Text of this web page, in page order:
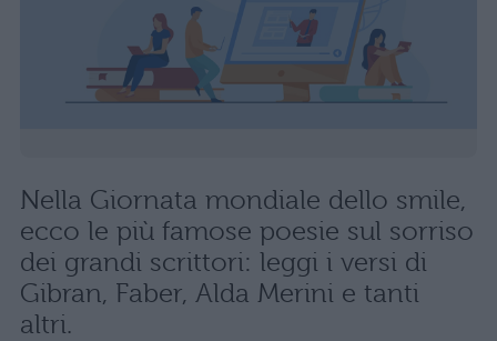
Nella Giornata mondiale dello smile,
ecco le più famose poesie sul sorriso
dei grandi scrittori: leggi i versi di
Gibran, Faber, Alda Merini e tanti
altri.